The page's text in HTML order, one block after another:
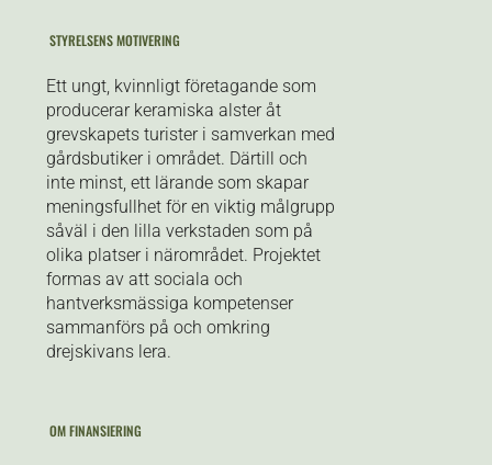
STYRELSENS MOTIVERING
Ett ungt, kvinnligt företagande som
producerar keramiska alster åt
grevskapets turister i samverkan med
gårdsbutiker i området. Därtill och
inte minst, ett lärande som skapar
meningsfullhet för en viktig målgrupp
såväl i den lilla verkstaden som på
olika platser i närområdet. Projektet
formas av att sociala och
hantverksmässiga kompetenser
sammanförs på och omkring
drejskivans lera.
OM FINANSIERING